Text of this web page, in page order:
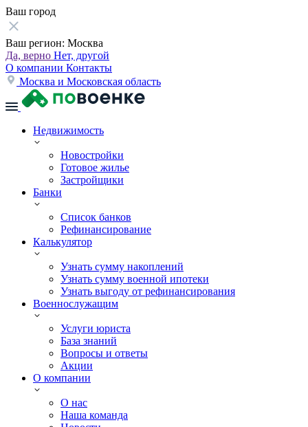
Ваш город
Ваш регион: Москва
Да, верно Нет, другой
О компании Контакты
Москва и Московская область
Недвижимость
Новостройки
Готовое жилье
Застройщики
Банки
Список банков
Рефинансирование
Калькулятор
Узнать сумму накоплений
Узнать сумму военной ипотеки
Узнать выгоду от рефинансирования
Военнослужащим
Услуги юриста
База знаний
Вопросы и ответы
Акции
О компании
О нас
Наша команда